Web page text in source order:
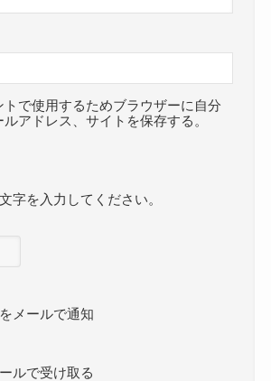
トで使用するためブラウザーに自分
アドレス、サイトを保存する。
字を入力してください。
メールで通知
ルで受け取る